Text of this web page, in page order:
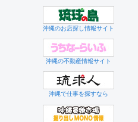
沖縄のお店探し情報サイト
沖縄の不動産情報サイト
沖縄で仕事を探すなら